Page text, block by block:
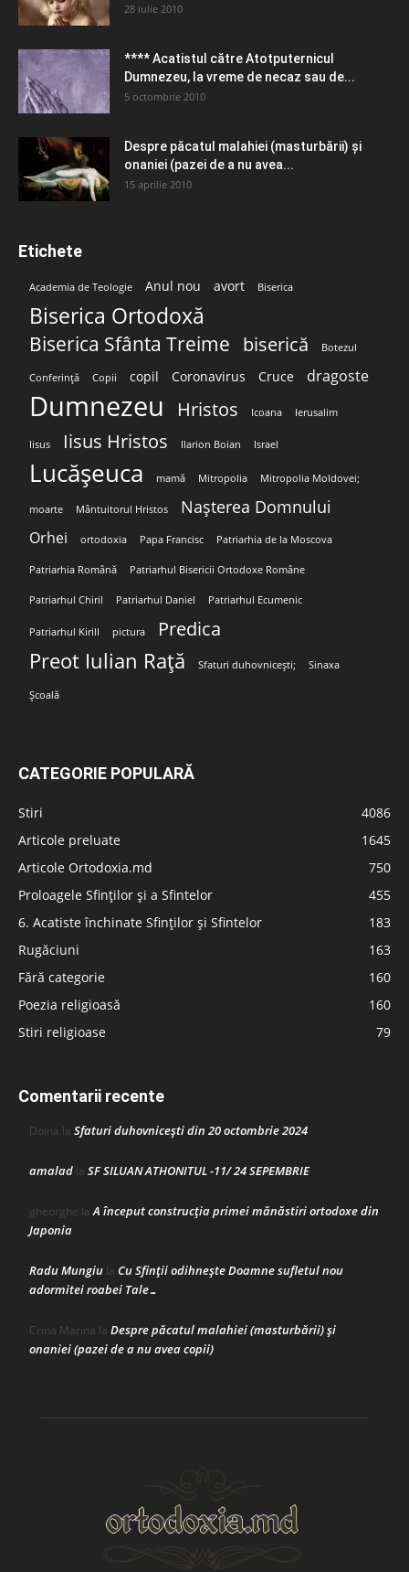
28 iulie 2010
**** Acatistul către Atotputernicul
Dumnezeu, la vreme de necaz sau de...
5 octombrie 2010
Despre păcatul malahiei (masturbării) şi
onaniei (pazei de a nu avea...
15 aprilie 2010
Etichete
Academia de Teologie Anul nou avort Biserica
Biserica Ortodoxă
Biserica Sfânta Treime biserică Botezul
Conferință Copii copil Coronavirus Cruce dragoste
Dumnezeu Hristos Icoana Ierusalim
Iisus Iisus Hristos Ilarion Boian Israel
Lucășeuca mamă Mitropolia Mitropolia Moldovei;
moarte Mântuitorul Hristos Nașterea Domnului
Orhei ortodoxia Papa Francisc Patriarhia de la Moscova
Patriarhia Română Patriarhul Bisericii Ortodoxe Române
Patriarhul Chiril Patriarhul Daniel Patriarhul Ecumenic
Patriarhul Kirill pictura Predica
Preot Iulian Rață Sfaturi duhovnicești; Sinaxa
Școală
CATEGORIE POPULARĂ
Stiri
4086
Articole preluate
1645
Articole Ortodoxia.md
750
Proloagele Sfinților și a Sfintelor
455
6. Acatiste închinate Sfinților și Sfintelor
183
Rugăciuni
163
Fără categorie
160
Poezia religioasă
160
Stiri religioase
79
Comentarii recente
Doina la Sfaturi duhovnicești din 20 octombrie 2024
amalad la SF SILUAN ATHONITUL -11/ 24 SEPEMBRIE
gheorghe laA început construcţia primei mănăstiri ortodoxe din
Japonia
Radu Mungiu la Cu Sfinții odihnește Doamne sufletul nou
adormitei roabei Tale…
Crina Marina la Despre păcatul malahiei (masturbării) şi
onaniei (pazei de a nu avea copii)